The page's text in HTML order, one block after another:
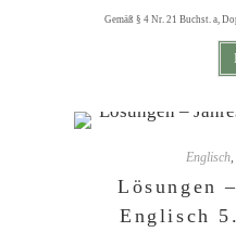
Gemäß § 4 Nr. 21 Buchst. a,
Englisch,
Lösungen
Englisch